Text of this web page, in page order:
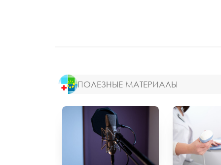
ПОЛЕЗНЫЕ МАТЕРИАЛЫ